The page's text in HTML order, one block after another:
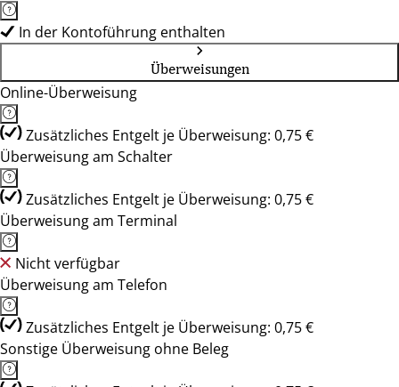
In der Kontoführung enthalten
Überweisungen
Online-Überweisung
Zusätzliches Entgelt je Überweisung: 0,75 €
Überweisung am Schalter
Zusätzliches Entgelt je Überweisung: 0,75 €
Überweisung am Terminal
Nicht verfügbar
Überweisung am Telefon
Zusätzliches Entgelt je Überweisung: 0,75 €
Sonstige Überweisung ohne Beleg